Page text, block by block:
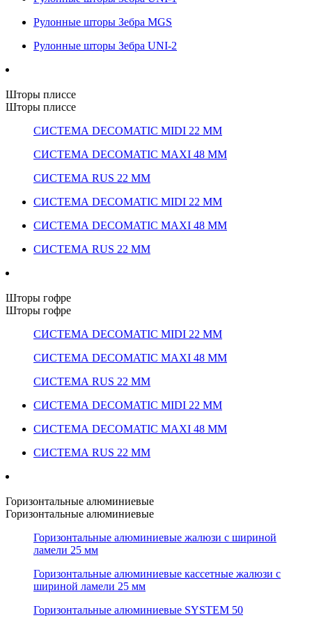
Рулонные шторы Зебра MGS
Рулонные шторы Зебра UNI-2
Шторы плиссе
Шторы плиссе
СИСТЕМА DECOMATIC MIDI 22 ММ
СИСТЕМА DECOMATIC MAXI 48 ММ
СИСТЕМА RUS 22 ММ
СИСТЕМА DECOMATIC MIDI 22 ММ
СИСТЕМА DECOMATIC MAXI 48 ММ
СИСТЕМА RUS 22 ММ
Шторы гофре
Шторы гофре
СИСТЕМА DECOMATIC MIDI 22 ММ
СИСТЕМА DECOMATIC MAXI 48 ММ
СИСТЕМА RUS 22 ММ
СИСТЕМА DECOMATIC MIDI 22 ММ
СИСТЕМА DECOMATIC MAXI 48 ММ
СИСТЕМА RUS 22 ММ
Горизонтальные алюминиевые
Горизонтальные алюминиевые
Горизонтальные алюминиевые жалюзи с шириной
ламели 25 мм
Горизонтальные алюминиевые кассетные жалюзи с
шириной ламели 25 мм
Горизонтальные алюминиевые SYSTEM 50